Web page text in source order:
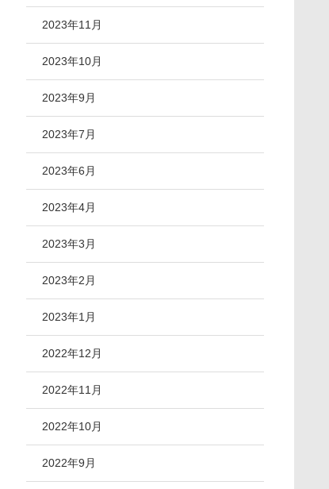
2023年11月
2023年10月
2023年9月
2023年7月
2023年6月
2023年4月
2023年3月
2023年2月
2023年1月
2022年12月
2022年11月
2022年10月
2022年9月